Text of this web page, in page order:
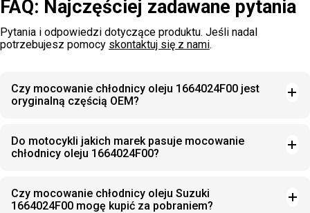
FAQ: Najczęściej zadawane pytania
Pytania i odpowiedzi dotyczące produktu. Jeśli nadal
potrzebujesz pomocy skontaktuj się z nami.
Czy mocowanie chłodnicy oleju 1664024F00 jest
oryginalną częścią OEM?
Do motocykli jakich marek pasuje mocowanie
chłodnicy oleju 1664024F00?
Czy mocowanie chłodnicy oleju Suzuki
1664024F00 mogę kupić za pobraniem?